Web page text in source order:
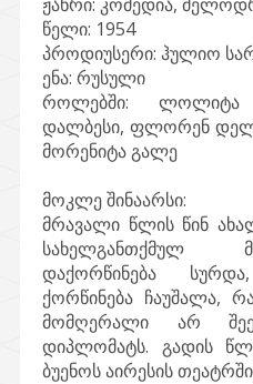
წელი: 1954
პროდიუსერი: ჰულიო
ენა: რუსული
როლებში: ლოლიტა
დალბესი, ფლორენ
მორენიტა გალე
მოკლე შინაარსი:
მრავალი წლის წინ
სახელგანთქმულ
დაქორწინება
ქორწინება ჩაუშალა,
მომღერალი არ
დიპლომატს. გადის
ბუენოს აირესის